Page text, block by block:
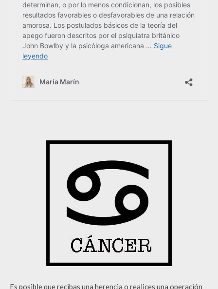
Es posible que recibas una herencia o realices una operación